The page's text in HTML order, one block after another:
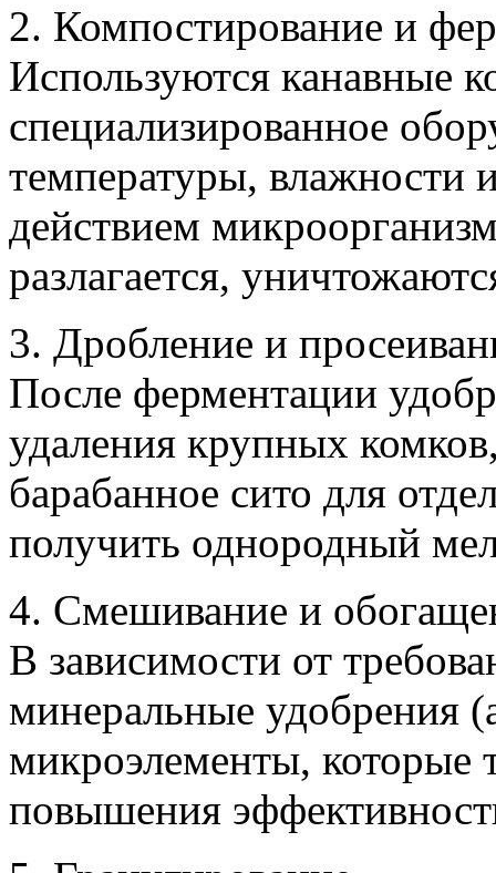
2. Компостирование и
Используются
специализированное
температуры, влажности
действием
разлагается,
3. Дробление и
После ферментации
удаления крупных
барабанное сито для
получить однородный
4. Смешивание и
В зависимости от
минеральные удобрения
микроэлементы, которые
повышения